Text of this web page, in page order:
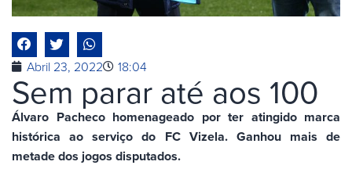
Abril 23, 2022 18:04
Sem parar até aos 100
Álvaro Pacheco homenageado por ter atingido marca
histórica ao serviço do FC Vizela. Ganhou mais de
metade dos jogos disputados.